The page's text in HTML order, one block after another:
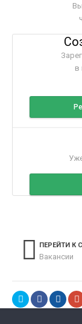
в
ПЕРЕЙТИ К
Вакансии